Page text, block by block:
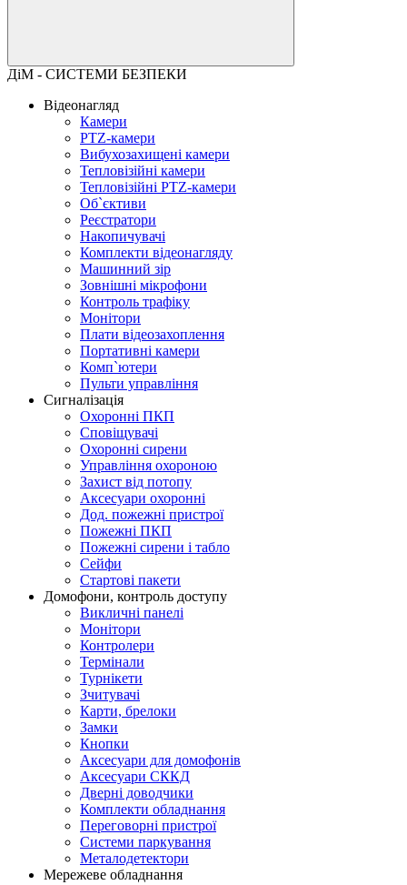
ДіМ - СИСТЕМИ БЕЗПЕКИ
Відеонагляд
Камери
PTZ-камери
Вибухозахищені камери
Тепловізійні камери
Тепловізійні PTZ-камери
Об`єктиви
Реєстратори
Накопичувачі
Комплекти відеонагляду
Машинний зір
Зовнішні мікрофони
Контроль трафіку
Монітори
Плати відеозахоплення
Портативні камери
Комп`ютери
Пульти управління
Сигналізація
Охоронні ПКП
Сповіщувачі
Охоронні сирени
Управління охороною
Захист від потопу
Аксесуари охоронні
Дод. пожежні пристрої
Пожежні ПКП
Пожежні сирени і табло
Сейфи
Стартові пакети
Домофони, контроль доступу
Викличні панелі
Монітори
Контролери
Термінали
Турнікети
Зчитувачі
Карти, брелоки
Замки
Кнопки
Аксесуари для домофонів
Аксесуари СККД
Дверні доводчики
Комплекти обладнання
Переговорні пристрої
Системи паркування
Металодетектори
Мережеве обладнання